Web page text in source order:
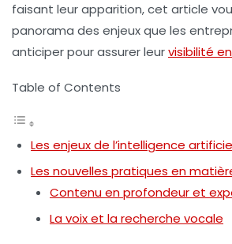
faisant leur apparition, cet article
panorama des enjeux que les
anticiper pour assurer leurvisibilité
Table of Contents
Les enjeux de l’intelligence
Les nouvelles pratiques en
Contenu en profondeur et
La voix et la recherche vocale